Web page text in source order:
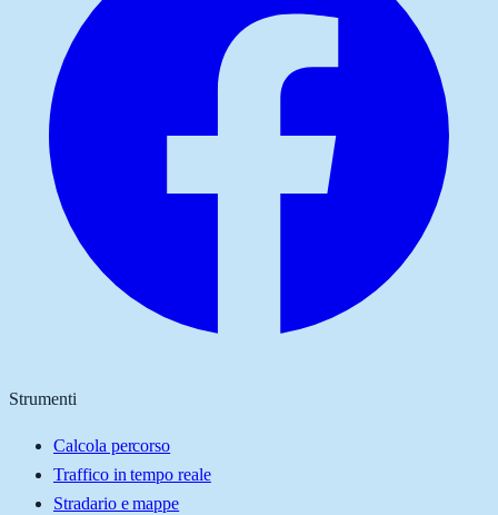
Strumenti
Calcola percorso
Traffico in tempo reale
Stradario e mappe